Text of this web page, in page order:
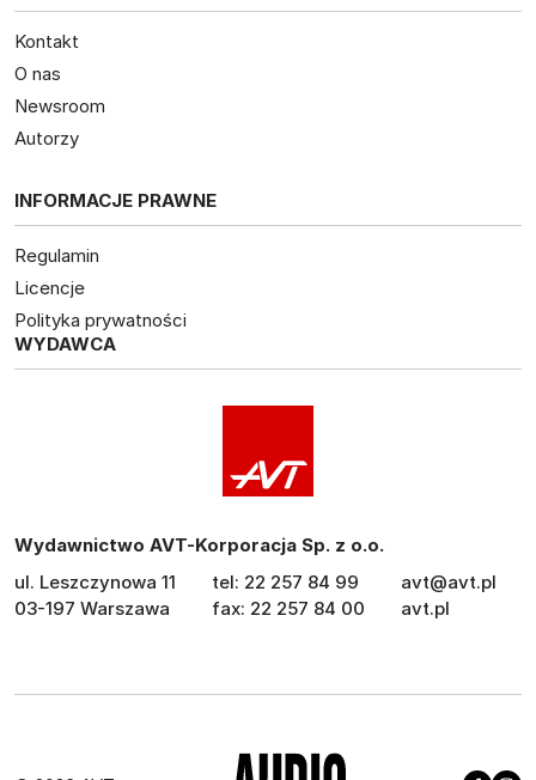
Kontakt
O nas
Newsroom
Autorzy
INFORMACJE PRAWNE
Regulamin
Licencje
Polityka prywatności
WYDAWCA
Wydawnictwo AVT-Korporacja Sp. z o.o.
ul. Leszczynowa 11
03-197 Warszawa
tel: 22 257 84 99
fax: 22 257 84 00
avt@avt.pl
avt.pl